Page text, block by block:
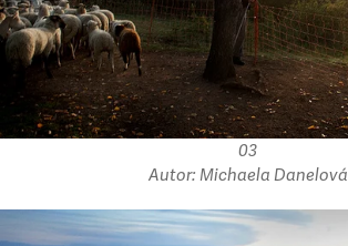
03
Autor: Michaela Danelová